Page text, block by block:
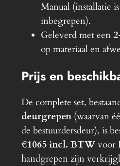
Manual (installatie
inbegrepen).
Geleverd met een
op materiaal en
Prijs en
De complete set,
deurgrepen(waarvan
de bestuurdersdeur), is
€1065 incl. BTWvoor
handgrepen zijn